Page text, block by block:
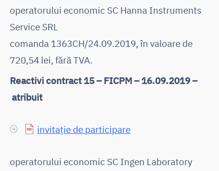
operatorului economic SC Hanna Instruments
Service SRL
comanda 1363CH/24.09.2019, în valoare de
720,54 lei, fără TVA.
Reactivi contract 15 – FICPM – 16.09.2019 –
atribuit
invitație de participare
operatorului economic SC Ingen Laboratory